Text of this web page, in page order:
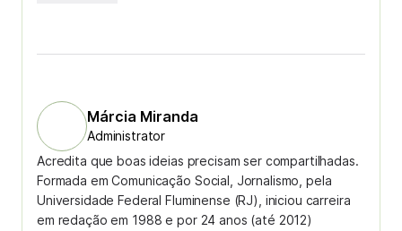
Márcia Miranda
Administrator
Acredita que boas ideias precisam ser compartilhadas.
Formada em Comunicação Social, Jornalismo, pela
Universidade Federal Fluminense (RJ), iniciou carreira
em redação em 1988 e por 24 anos (até 2012)